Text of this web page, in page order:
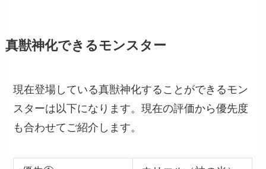
真獣神化できるモンスター
現在登場している真獣神化することができるモン
スターは以下になります。現在の評価から優先度
も合わせてご紹介します。